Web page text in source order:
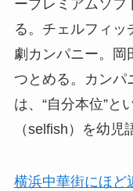
ープレミアムソフ
る。チェルフィッ
劇カンパニー。岡
つとめる。カンパ
は、“自分本位”と
（selfish）を幼児
横浜中華街にほど